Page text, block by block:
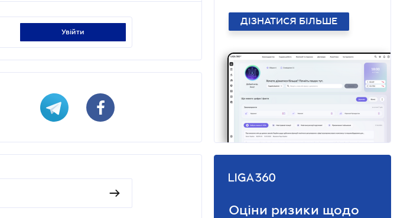
увійти
ДІЗНАТИСЯ БІЛЬШЕ
Оціни ризики щодо